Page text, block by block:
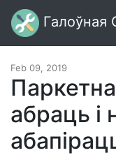
Галоўная
Feb 09, 2019
абраць і